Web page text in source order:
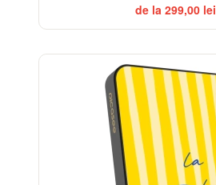
de la 299,00 lei